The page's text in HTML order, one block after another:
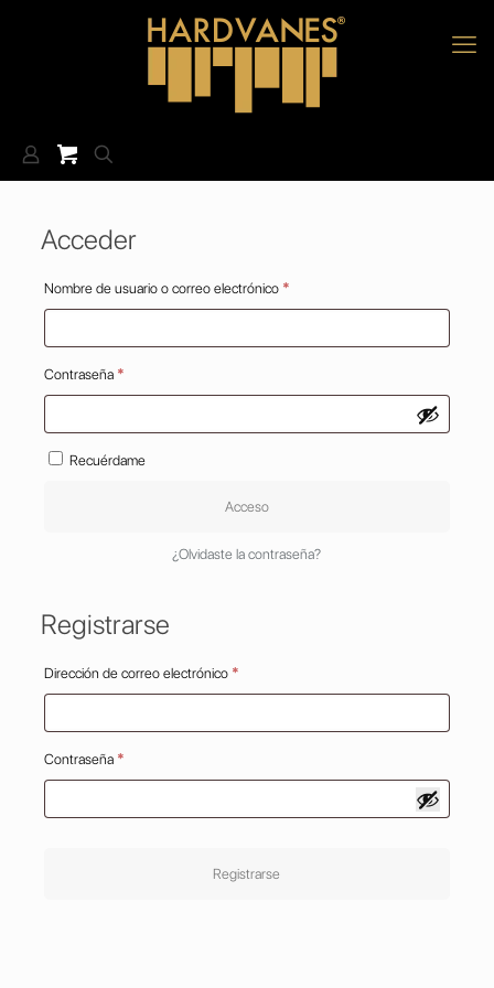
Acceder
Nombre de usuario o correo electrónico *Obligatorio
Contraseña *Obligatorio
Recuérdame
Acceso
¿Olvidaste la contraseña?
Registrarse
Dirección de correo electrónico *Obligatorio
Contraseña *Obligatorio
Registrarse